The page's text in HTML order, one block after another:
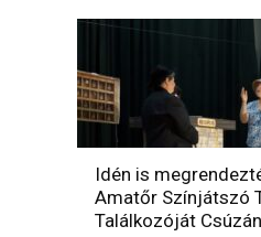
Idén is
Amatőr Színjátszó
Találkozóját Csúzán